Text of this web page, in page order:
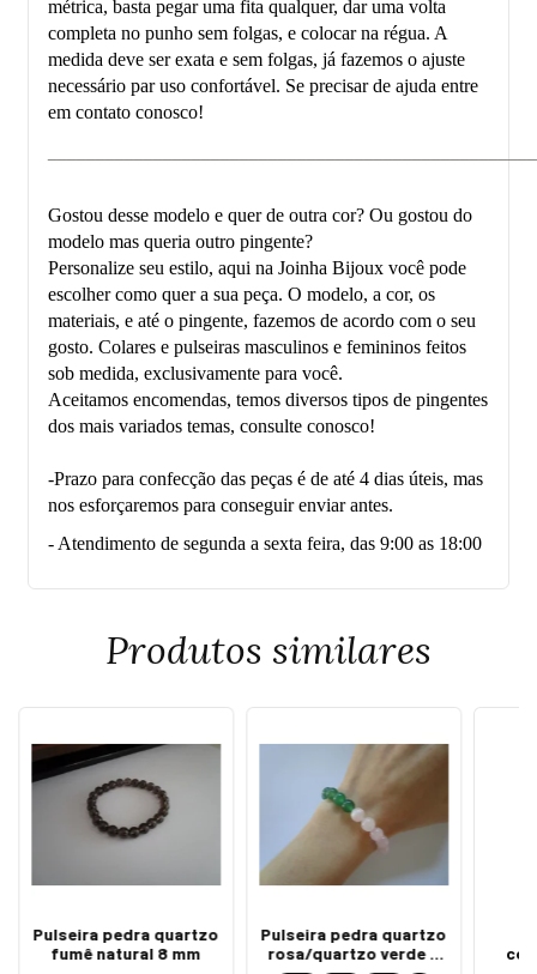
métrica, basta pegar uma fita qualquer, dar uma volta
completa no punho sem folgas, e colocar na régua. A
medida deve ser exata e sem folgas, já fazemos o ajuste
necessário par uso confortável. Se precisar de ajuda entre
em contato conosco!
Gostou desse modelo e quer de outra cor? Ou gostou do
modelo mas queria outro pingente?
Personalize seu estilo, aqui na Joinha Bijoux você pode
escolher como quer a sua peça. O modelo, a cor, os
materiais, e até o pingente, fazemos de acordo com o seu
gosto. Colares e pulseiras masculinos e femininos feitos
sob medida, exclusivamente para você.
Aceitamos encomendas, temos diversos tipos de pingentes
dos mais variados temas, consulte conosco!
-Prazo para confecção das peças é de até 4 dias úteis, mas
nos esforçaremos para conseguir enviar antes.
- Atendimento de segunda a sexta feira, das 9:00 as 18:00
Produtos similares
Pulseira pedra quartzo
fumê natural 8 mm
Pulseira pedra quartzo
rosa/quartzo verde 8